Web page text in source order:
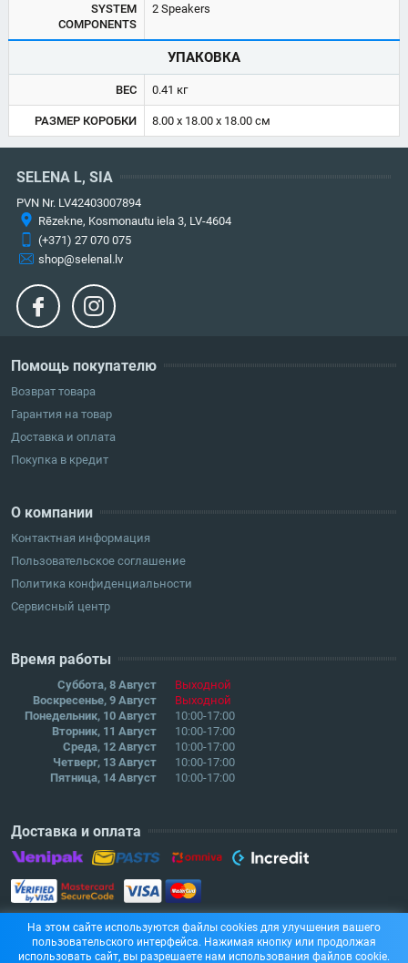
SYSTEM
COMPONENTS
2 Speakers
УПАКОВКА
ВЕС 0.41 кг
РАЗМЕР КОРОБКИ 8.00 x 18.00 x 18.00 см
Помощь покупателю
Возврат товара
Гарантия на товар
Доставка и оплата
Покупка в кредит
О компании
Контактная информация
Пользовательское соглашение
Политика конфиденциальности
Сервисный центр
Время работы
Суббота, 8 Август
Выходной
Воскресенье, 9 Август
Выходной
Понедельник, 10 Август
10:00-17:00
Вторник, 11 Август
10:00-17:00
Среда, 12 Август
10:00-17:00
Четверг, 13 Август
10:00-17:00
Пятница, 14 Август
10:00-17:00
Доставка и оплата
SELENA L, SIA
PVN Nr. LV42403007894
Rēzekne, Kosmonautu iela 3, LV-4604
(+371) 27 070 075
shop@selenal.lv
На этом сайте используются файлы cookies для улучшения вашего
пользовательского интерфейса. Нажимая кнопку или продолжая
использовать сайт, вы разрешаете нам использования файлов cookie.